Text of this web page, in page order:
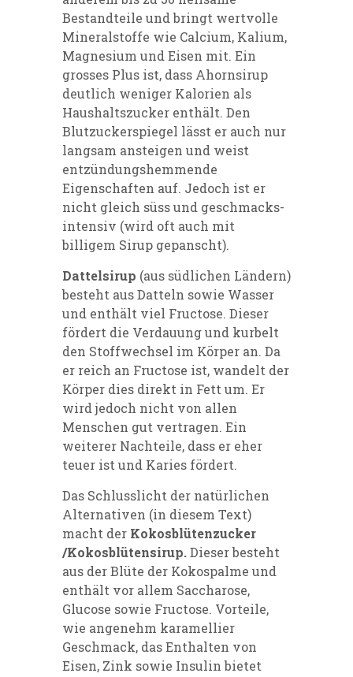
Bestandteile und bringt wertvolle
Mineralstoffe wie Calcium, Kalium,
Magnesium und Eisen mit. Ein
grosses Plus ist, dass Ahornsirup
deutlich weniger Kalorien als
Haushaltszucker enthält. Den
Blutzuckerspiegel lässt er auch nur
langsam ansteigen und weist
entzündungshemmende
Eigenschaften auf. Jedoch ist er
nicht gleich süss und geschmacks-
intensiv (wird oft auch mit
billigem Sirup gepanscht).
Dattelsirup (aus südlichen Ländern)
besteht aus Datteln sowie Wasser
und enthält viel Fructose. Dieser
fördert die Verdauung und kurbelt
den Stoffwechsel im Körper an. Da
er reich an Fructose ist, wandelt der
Körper dies direkt in Fett um. Er
wird jedoch nicht von allen
Menschen gut vertragen. Ein
weiterer Nachteile, dass er eher
teuer ist und Karies fördert.
Das Schlusslicht der natürlichen
Alternativen (in diesem Text)
macht der Kokosblütenzucker
/Kokosblütensirup.Dieser besteht
aus der Blüte der Kokospalme und
enthält vor allem Saccharose,
Glucose sowie Fructose. Vorteile,
wie angenehm karamellier
Geschmack, das Enthalten von
Eisen, Zink sowie Insulin bietet